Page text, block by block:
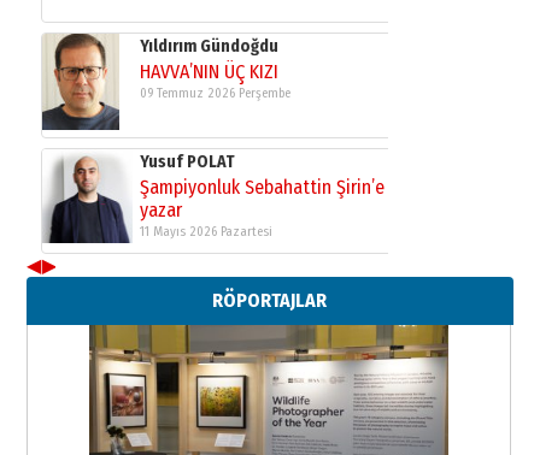
Yıldırım Gündoğdu
HAVVA’NIN ÜÇ KIZI
09 Temmuz 2026 Perşembe
Yusuf POLAT
Şampiyonluk Sebahattin Şirin’e
yazar
11 Mayıs 2026 Pazartesi
Neşat YALÇIN
Paranın Aile Kültüründeki Yeri
03 Ağustos 2026 Pazartesi
Yıldırım Gündoğdu
HAVVA’NIN ÜÇ KIZI
09 Temmuz 2026 Perşembe
◀▶
RÖPORTAJLAR